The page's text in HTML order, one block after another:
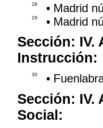
28 • Madrid
29 • Madrid
Sección: IV.
Instrucción:
30 •
Sección: IV.
Social: